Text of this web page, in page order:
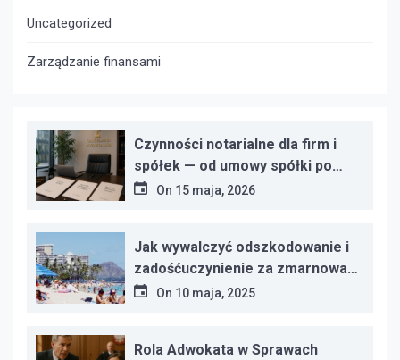
Uncategorized
Zarządzanie finansami
Czynności notarialne dla firm i
spółek — od umowy spółki po
protokoły zgromadzeń
On 15 maja, 2026
Jak wywalczyć odszkodowanie i
zadośćuczynienie za zmarnowany
urlop?
On 10 maja, 2025
Rola Adwokata w Sprawach